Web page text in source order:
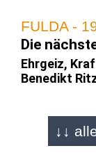
FULDA -
Die
Ehrgeiz,
Benedikt
FULDA -
↓↓